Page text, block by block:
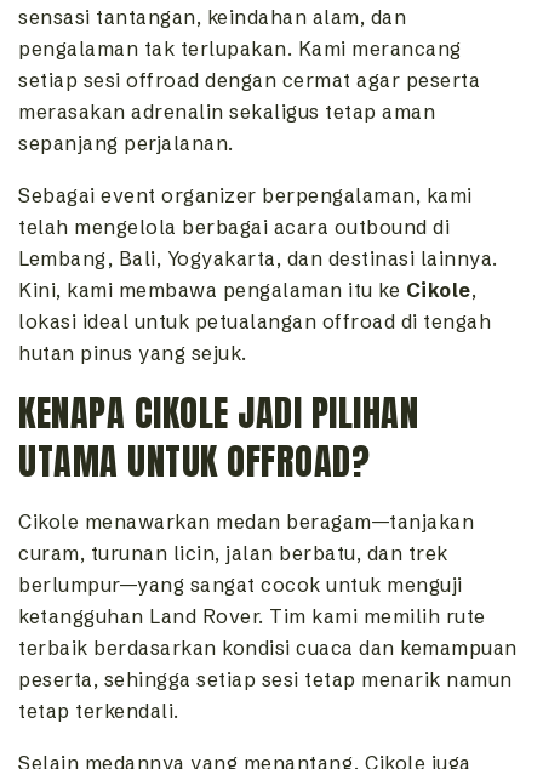
sensasi tantangan, keindahan alam, dan
pengalaman tak terlupakan. Kami merancang
setiap sesi offroad dengan cermat agar peserta
merasakan adrenalin sekaligus tetap aman
sepanjang perjalanan.
Sebagai event organizer berpengalaman, kami
telah mengelola berbagai acara outbound di
Lembang, Bali, Yogyakarta, dan destinasi lainnya.
Kini, kami membawa pengalaman itu ke Cikole,
lokasi ideal untuk petualangan offroad di tengah
hutan pinus yang sejuk.
KENAPA CIKOLE JADI PILIHAN
UTAMA UNTUK OFFROAD?
Cikole menawarkan medan beragam—tanjakan
curam, turunan licin, jalan berbatu, dan trek
berlumpur—yang sangat cocok untuk menguji
ketangguhan Land Rover. Tim kami memilih rute
terbaik berdasarkan kondisi cuaca dan kemampuan
peserta, sehingga setiap sesi tetap menarik namun
tetap terkendali.
Selain medannya yang menantang, Cikole juga